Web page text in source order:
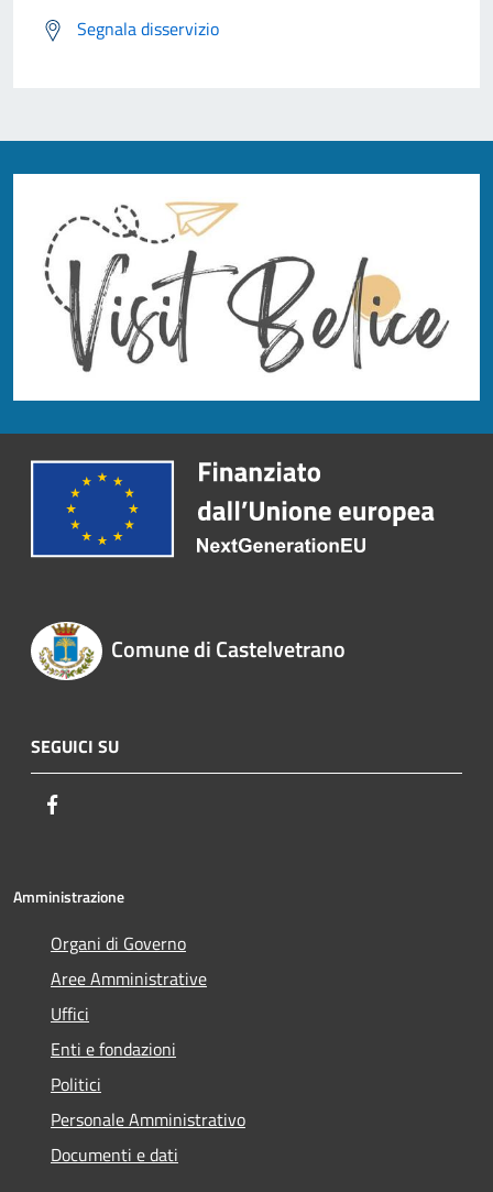
Segnala disservizio
Comune di Castelvetrano
SEGUICI SU
Amministrazione
Organi di Governo
Aree Amministrative
Uffici
Enti e fondazioni
Politici
Personale Amministrativo
Documenti e dati